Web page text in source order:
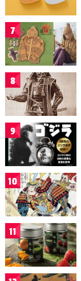
7
8
9
10
11